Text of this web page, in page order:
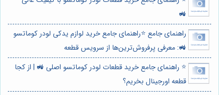
🚜
راهنمای جامع ⭐️راهنمای جامع خرید لوازم یدکی لودر کوماتسو
🚜: معرفی پرفروش‌ترین‌ها از سرویس قطعه
⭐️ راهنمای جامع خرید قطعات لودر کوماتسو اصلی 🚜 | از کجا
قطعه اورجینال بخریم؟